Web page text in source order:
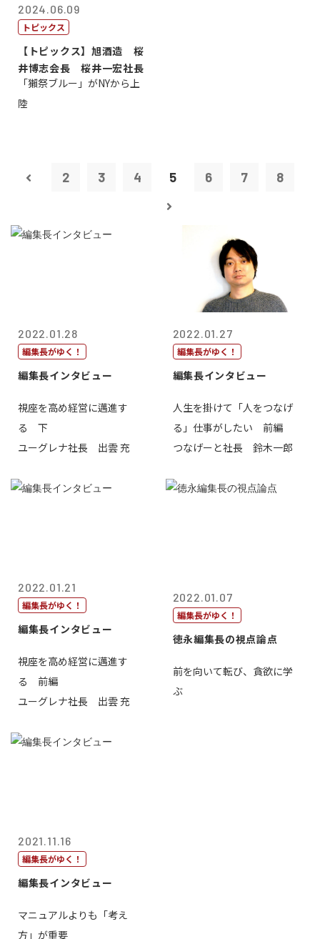
2024.06.09
トピックス
【トピックス】旭酒造 桜
井博志会長 桜井一宏社長
「獺祭ブルー」がNYから上
陸
2 3 4 5 6 7 8
2022.01.28
編集長がゆく！
編集長インタビュー
視座を高め経営に邁進す
る 下
ユーグレナ社長 出雲 充
2022.01.27
編集長がゆく！
編集長インタビュー
人生を掛けて「人をつなげ
る」仕事がしたい 前編
つなげーと社長 鈴木一郎
2022.01.21
編集長がゆく！
編集長インタビュー
視座を高め経営に邁進す
る 前編
ユーグレナ社長 出雲 充
2022.01.07
編集長がゆく！
徳永編集長の視点論点
前を向いて転び、貪欲に学
ぶ
2021.11.16
編集長がゆく！
編集長インタビュー
マニュアルよりも「考え
方」が重要